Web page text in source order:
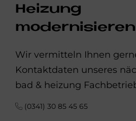
Heizung
Wir vermitteln Ihnen
Kontaktdaten unseres
bad & heizung
(0341) 30 85 45 65